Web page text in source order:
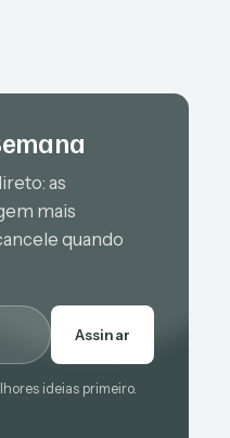
as
mais
quando
Assinar
ideias primeiro.